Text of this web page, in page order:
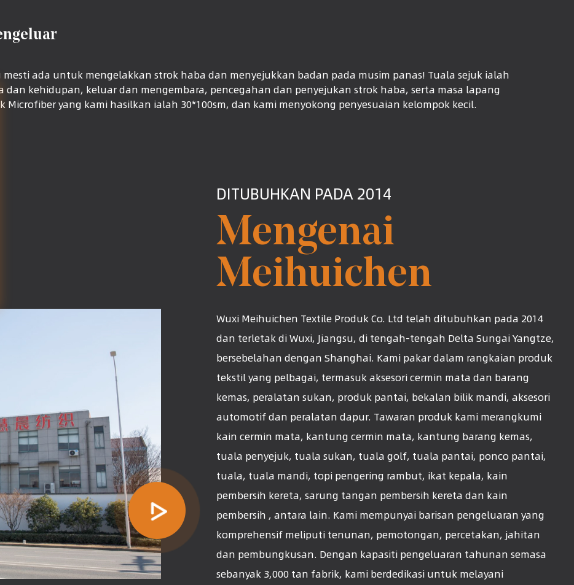
ada untuk mengelakkan strok haba dan menyejukkan badan pada musim panas! Tuala sejuk ialah
dan kehidupan, keluar dan mengembara, pencegahan dan penyejukan strok haba, serta masa lapang
Microfiber yang kami hasilkan ialah 30*100sm, dan kami menyokong penyesuaian kelompok kecil.
DITUBUHKAN PADA 2014
Mengenai
Meihuichen
Wuxi Meihuichen Textile Produk Co. Ltd telah ditubuhkan pada 2014
dan terletak di Wuxi, Jiangsu, di tengah-tengah Delta Sungai Yangtze,
bersebelahan dengan Shanghai. Kami pakar dalam rangkaian produk
tekstil yang pelbagai, termasuk aksesori cermin mata dan barang
kemas, peralatan sukan, produk pantai, bekalan bilik mandi, aksesori
automotif dan peralatan dapur. Tawaran produk kami merangkumi
kain cermin mata, kantung cermin mata, kantung barang kemas,
tuala penyejuk, tuala sukan, tuala golf, tuala pantai, ponco pantai,
tuala, tuala mandi, topi pengering rambut, ikat kepala, kain
pembersih kereta, sarung tangan pembersih kereta dan kain
pembersih , antara lain. Kami mempunyai barisan pengeluaran yang
komprehensif meliputi tenunan, pemotongan, percetakan, jahitan
dan pembungkusan. Dengan kapasiti pengeluaran tahunan semasa
sebanyak 3,000 tan fabrik, kami berdedikasi untuk melayani